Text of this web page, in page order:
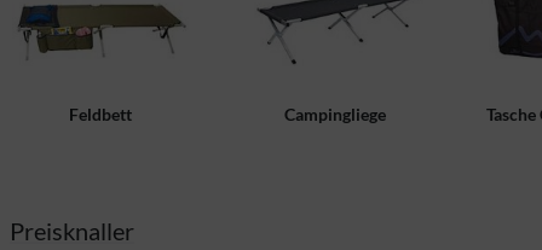
Feldbett Campingliege
Preisknaller